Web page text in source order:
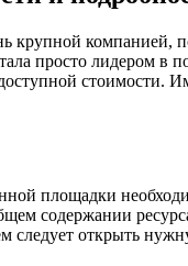
крупной
просто лидером
площадки
содержании
следует открыть